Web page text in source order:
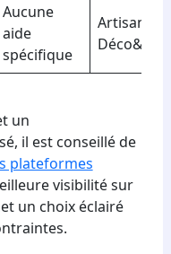
Aucune
aide
spécifique
un
il est conseillé de
plateformes
visibilité sur
un choix éclairé